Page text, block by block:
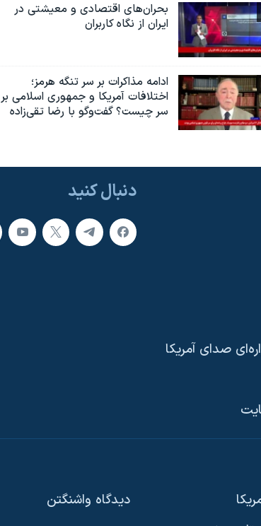
بحران‌های اقتصادی و معیشتی در
ایران از نگاه کاربران
ادامه مذاکرات بر سر تنگه هرمز؛
اختلافات آمریکا و جمهوری اسلامی بر
سر چیست؟ گفت‌وگو با رضا تقی‌زاده
دنبال کنید
صدای آمریکا
دیدگاه‌ واشنگتن